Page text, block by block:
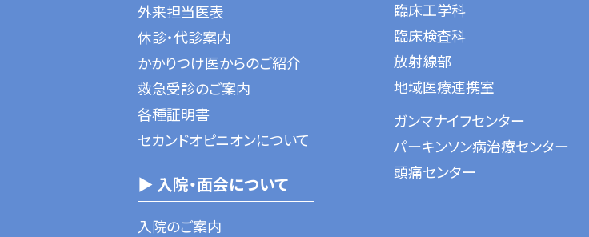
外来担当医表
休診・代診案内
かかりつけ医からのご紹介
救急受診のご案内
各種証明書
セカンドオピニオンについて
▶ 入院・面会について
入院のご案内
臨床工学科
臨床検査科
放射線部
地域医療連携室
ガンマナイフセンター
パーキンソン病治療センター
頭痛センター